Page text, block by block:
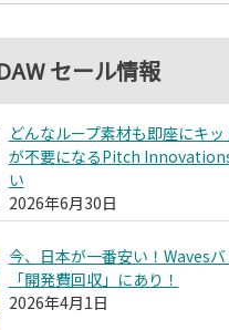
セール情報
どんなループ素材も即座にキ
が不要になるPitch
い
2026年6月30日
今、日本が一番安い！Waves
「開発費回収」にあり！
2026年4月1日